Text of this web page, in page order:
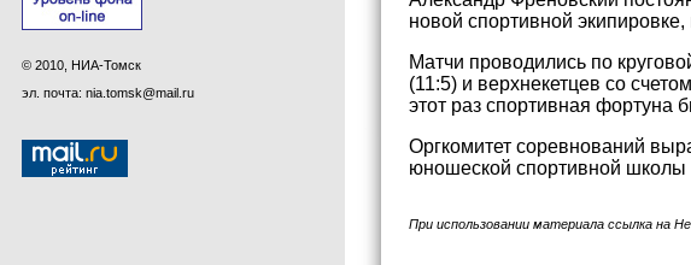
© 2010, НИА-Томск
эл. почта: nia.tomsk@mail.ru
новой спортивной
Матчи проводились по
(11:5) и верхнекетцев со
этот раз спортивная фортуна
Оргкомитет соревнований
юношеской спортивной школы
При использовании материала ссылка на